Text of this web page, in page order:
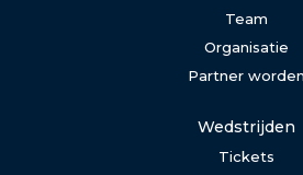
Team
Organisatie
Partner worden
Wedstrijden
Tickets